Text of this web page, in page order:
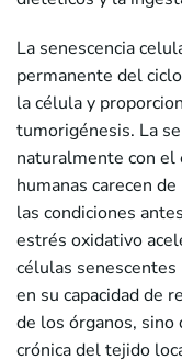
La senescencia
permanente del
la célula y
tumorigénesis. La
naturalmente con
humanas carecen
las condiciones
estrés oxidativo
células
en su capacidad de
de los órganos, sino
crónica del tejido